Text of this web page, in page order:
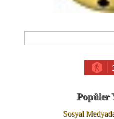
Popüler
Sosyal